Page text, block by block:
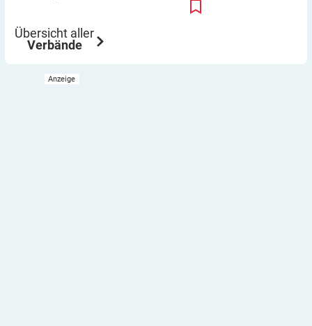
Übersicht aller
Verbände